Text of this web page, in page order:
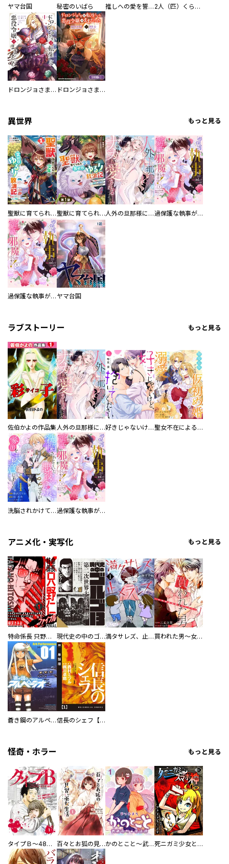
ヤマ台国 秘密のいばら 推しへの愛を誓いますか？～アラサー女子、推しは逃げぬが人生逃げる～ 2人（匹）くらし。
ドロンジョさまは転生しても悪役令嬢のままだった ドロンジョさまは転生しても悪役令嬢のままだった【分冊版】
異世界 もっと見る
聖獣に育てられた少年の異世界ゆるり放浪記～神様からもらったチート魔法で、仲間たちとスローライフを満喫中～ 聖獣に育てられた少年の異世界ゆるり放浪記～神様からもらったチート魔法で、仲間たちとスローライフを満喫中～【分冊版】 人外の旦那様に娶られ毎晩ナカまで愛される…。アンソロジー 過保護な執事が私の婚活を邪魔してきます！ 分冊版
過保護な執事が私の婚活を邪魔してきます！ ヤマ台国
ラブストーリー もっと見る
佐伯かよの作品集 人外の旦那様に娶られ毎晩ナカまで愛される…。アンソロジー 好きじゃないけど、抱いてください【電子単行本版／特典おまけ付き】 聖女不在による仮初め婚なのに、不器用な王太子に溺愛されています【電子単行本版／特典おまけ付き】
洗脳されかけていた悪役令嬢ですが家出を決意しました。【電子単行本版／特典おまけ付き】 過保護な執事が私の婚活を邪魔してきます！ 分冊版
アニメ化・実写化 もっと見る
特命係長 只野仁ファイナル 愛蔵版 現代史の中のゴルゴ13 満タサレズ、止メラレズ 買われた男～女性限定快感セラピスト～【描き下ろしおまけ付き特装版】
蒼き鋼のアルペジオ 信長のシェフ【単話版】
怪奇・ホラー もっと見る
タイプＢ～48時間後、致死率100％～【単話】 百々とお狐の見習い巫女生活【単行本版】 かのとこと～武蔵花町怪話譚～ 【連載版】 死ニガミ少女とスマホ神